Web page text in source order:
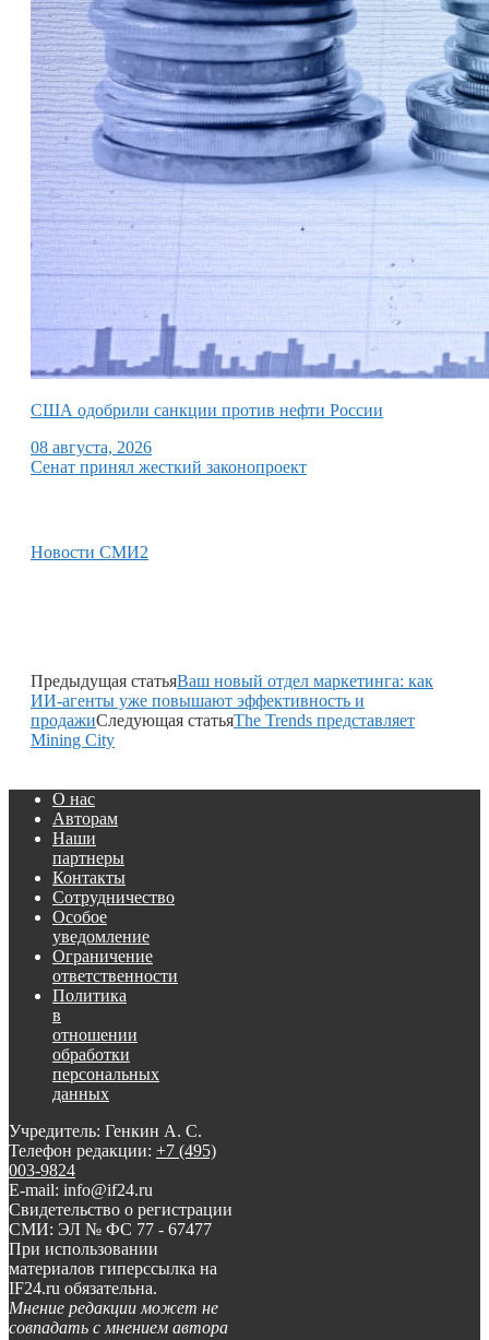
США одобрили санкции против нефти России
08 августа, 2026
Сенат принял жесткий законопроект
Новости СМИ2
Предыдущая статьяВаш новый отдел маркетинга: как
ИИ-агенты уже повышают эффективность и
продажиСледующая статьяThe Trends представляет
Mining City
О нас
Авторам
Наши
партнеры
Контакты
Сотрудничество
Особое
уведомление
Ограничение
ответственности
Политика
в
отношении
обработки
персональных
данных
Учредитель: Генкин А. С.
Телефон редакции: +7 (495)
003-9824
E-mail: info@if24.ru
Свидетельство о регистрации
СМИ: ЭЛ № ФС 77 - 67477
При использовании
материалов гиперссылка на
IF24.ru обязательна.
Мнение редакции может не
совпадать с мнением автора